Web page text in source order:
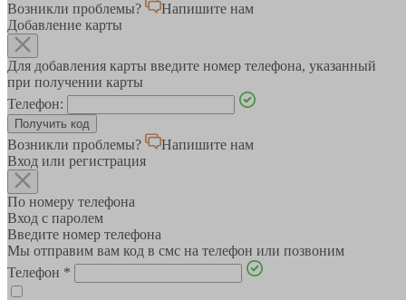
Возникли проблемы?
Напишите нам
Добавление карты
Для добавления карты введите номер телефона, указанный
при получении карты
Телефон:
Возникли проблемы?
Напишите нам
Вход или регистрация
По номеру телефона
Вход с паролем
Введите номер телефона
Мы отправим вам код в смс на телефон или позвоним
Телефон *